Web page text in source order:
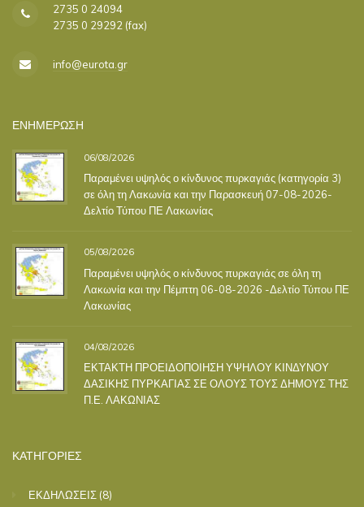
2735 0 24094
2735 0 29292 (fax)
info@eurota.gr
ΕΝΗΜΕΡΩΣΗ
06/08/2026
Παραμένει υψηλός ο κίνδυνος πυρκαγιάς (κατηγορία 3)
σε όλη τη Λακωνία και την Παρασκευή 07-08-2026-
Δελτίο Τύπου ΠΕ Λακωνίας
05/08/2026
Παραμένει υψηλός ο κίνδυνος πυρκαγιάς σε όλη τη
Λακωνία και την Πέμπτη 06-08-2026 -Δελτίο Τύπου ΠΕ
Λακωνίας
04/08/2026
ΕΚΤΑΚΤΗ ΠΡΟΕΙΔΟΠΟΙΗΣΗ ΥΨΗΛΟΥ ΚΙΝΔΥΝΟΥ
ΔΑΣΙΚΗΣ ΠΥΡΚΑΓΙΑΣ ΣΕ ΟΛΟΥΣ ΤΟΥΣ ΔΗΜΟΥΣ ΤΗΣ
Π.Ε. ΛΑΚΩΝΙΑΣ
ΚΑΤΗΓΟΡΙΕΣ
ΕΚΔΗΛΩΣΕΙΣ (8)